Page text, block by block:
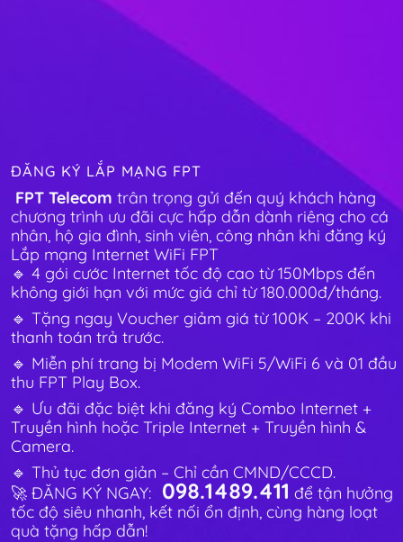
ĐĂNG KÝ LẮP MẠNG FPT
FPT Telecom trân trọng gửi đến quý khách hàng
chương trình ưu đãi cực hấp dẫn dành riêng cho cá
nhân, hộ gia đình, sinh viên, công nhân khi đăng ký
Lắp mạng Internet WiFi FPT
🔹 4 gói cước Internet tốc độ cao từ 150Mbps đến
không giới hạn với mức giá chỉ từ 180.000đ/tháng.
🔹 Tặng ngay Voucher giảm giá từ 100K – 200K khi
thanh toán trả trước.
🔹 Miễn phí trang bị Modem WiFi 5/WiFi 6 và 01 đầu
thu FPT Play Box.
🔹 Ưu đãi đặc biệt khi đăng ký Combo Internet +
Truyền hình hoặc Triple Internet + Truyền hình &
Camera.
🔹 Thủ tục đơn giản – Chỉ cần CMND/CCCD.
🚀 ĐĂNG KÝ NGAY: 098.1489.411 để tận hưởng
tốc độ siêu nhanh, kết nối ổn định, cùng hàng loạt
quà tặng hấp dẫn!